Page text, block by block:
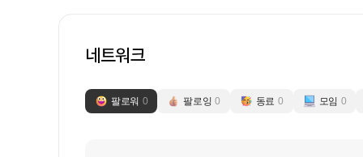
네트워크
팔로워 0 팔로잉 0 동료 0 모임 0